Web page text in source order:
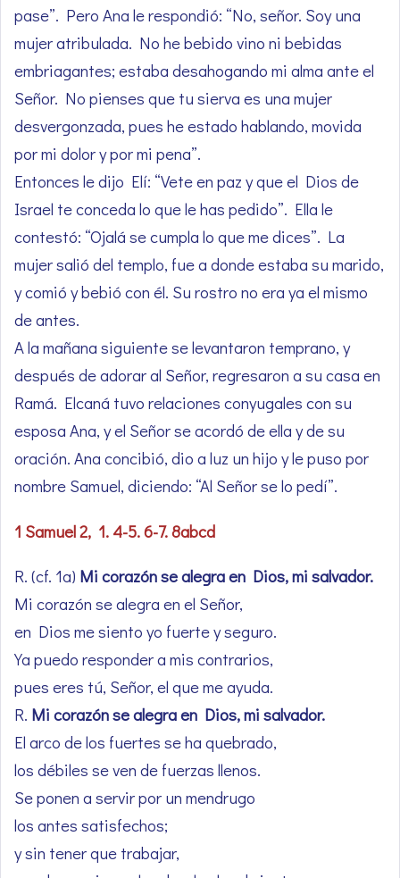
pase”. Pero Ana le respondió: “No, señor. Soy una
mujer atribulada. No he bebido vino ni bebidas
embriagantes; estaba desahogando mi alma ante el
Señor. No pienses que tu sierva es una mujer
desvergonzada, pues he estado hablando, movida
por mi dolor y por mi pena”.
Entonces le dijo Elí: “Vete en paz y que el Dios de
Israel te conceda lo que le has pedido”. Ella le
contestó: “Ojalá se cumpla lo que me dices”. La
mujer salió del templo, fue a donde estaba su marido,
y comió y bebió con él. Su rostro no era ya el mismo
de antes.
A la mañana siguiente se levantaron temprano, y
después de adorar al Señor, regresaron a su casa en
Ramá. Elcaná tuvo relaciones conyugales con su
esposa Ana, y el Señor se acordó de ella y de su
oración. Ana concibió, dio a luz un hijo y le puso por
nombre Samuel, diciendo: “Al Señor se lo pedí”.
1 Samuel 2, 1. 4-5. 6-7. 8abcd
R. (cf. 1a) Mi corazón se alegra en Dios, mi salvador.
Mi corazón se alegra en el Señor,
en Dios me siento yo fuerte y seguro.
Ya puedo responder a mis contrarios,
pues eres tú, Señor, el que me ayuda.
R. Mi corazón se alegra en Dios, mi salvador.
El arco de los fuertes se ha quebrado,
los débiles se ven de fuerzas llenos.
Se ponen a servir por un mendrugo
los antes satisfechos;
y sin tener que trabajar,